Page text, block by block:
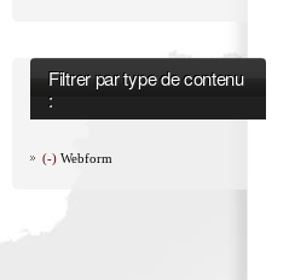
Filtrer par type de contenu
:
(-) Webform